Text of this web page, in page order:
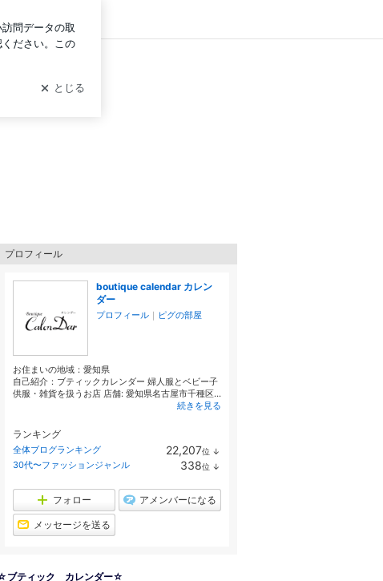
ログイン
プロフィール
boutique calendar カレン
ダー
プロフィール ｜ ピグの部屋
お住まいの地域： 愛知県
自己紹介：ブティックカレンダー 婦人服とベビー子
供服・雑貨を扱うお店 店舗: 愛知県名古屋市千種区...
続きを見る
ランキング
全体ブログランキング 22,207位 ↓
ン
30代〜ファッションジャンル 338位 ↓
フォロー アメンバーになる
メッセージを送る
ブティック カレンダー☆